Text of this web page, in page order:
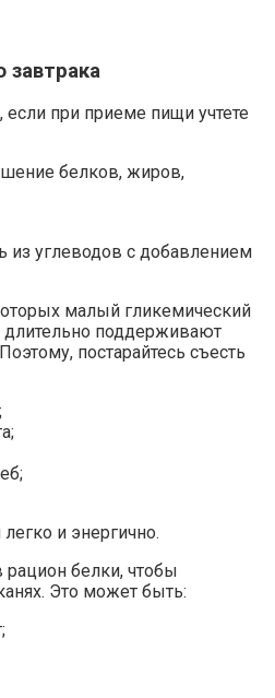
завтрака
если при приеме пищи учтете
белков, жиров,
из углеводов с добавлением
малый гликемический
длительно поддерживают
постарайтесь съесть
и энергично.
белки, чтобы
Это может быть: